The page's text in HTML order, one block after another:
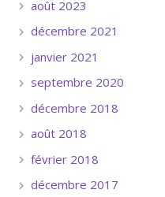
août 2023
décembre 2021
janvier 2021
septembre 2020
décembre 2018
août 2018
février 2018
décembre 2017